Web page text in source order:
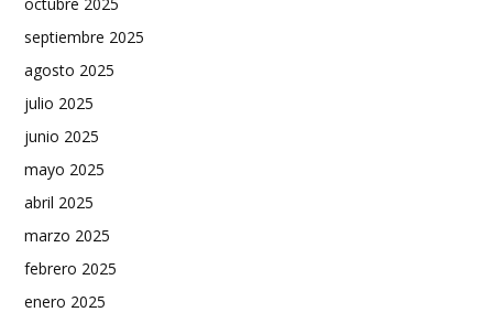
octubre 2025
septiembre 2025
agosto 2025
julio 2025
junio 2025
mayo 2025
abril 2025
marzo 2025
febrero 2025
enero 2025